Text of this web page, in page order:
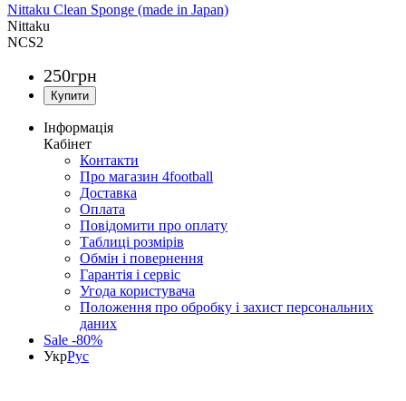
Nittaku Clean Sponge (made in Japan)
Nittaku
NCS2
250грн
Інформація
Кабінет
Контакти
Про магазин 4football
Доставка
Оплата
Повідомити про оплату
Таблиці розмірів
Обмін і повернення
Гарантія і сервіс
Угода користувача
Положення про обробку і захист персональних
даних
Sale -80%
УкрРус